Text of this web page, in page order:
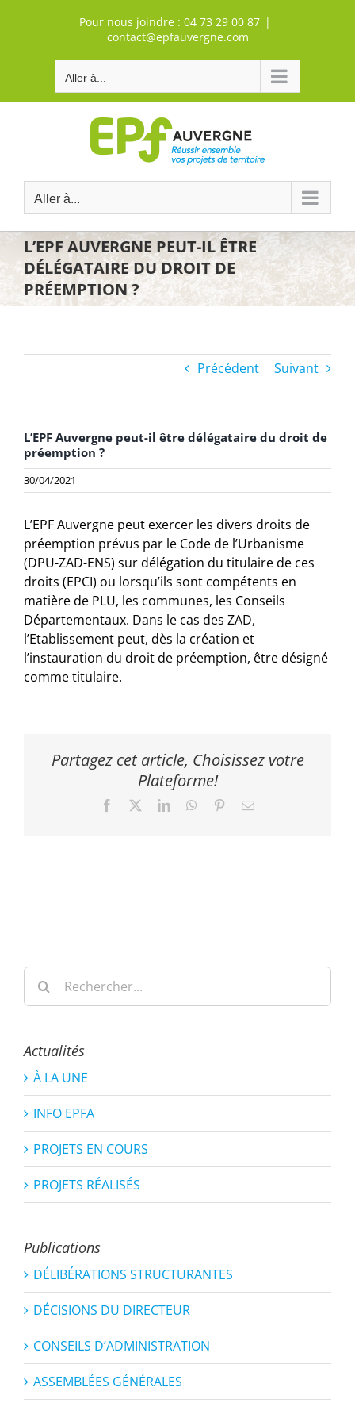
Pour nous joindre : 04 73 29 00 87 |
contact@epfauvergne.com
Aller à...
Aller à...
L’EPF AUVERGNE PEUT-IL ÊTRE
DÉLÉGATAIRE DU DROIT DE
PRÉEMPTION ?
Précédent Suivant
L’EPF Auvergne peut-il être délégataire du droit de
préemption ?
30/04/2021
L’EPF Auvergne peut exercer les divers droits de
préemption prévus par le Code de l’Urbanisme
(DPU-ZAD-ENS) sur délégation du titulaire de ces
droits (EPCI) ou lorsqu’ils sont compétents en
matière de PLU, les communes, les Conseils
Départementaux. Dans le cas des ZAD,
l’Etablissement peut, dès la création et
l’instauration du droit de préemption, être désigné
comme titulaire.
Partagez cet article, Choisissez votre
Plateforme!
Facebook LinkedInWhatsApp
PinterestEmail
Rechercher:
Actualités
À LA UNE
INFO EPFA
PROJETS EN COURS
PROJETS RÉALISÉS
Publications
DÉLIBÉRATIONS STRUCTURANTES
DÉCISIONS DU DIRECTEUR
CONSEILS D’ADMINISTRATION
ASSEMBLÉES GÉNÉRALES